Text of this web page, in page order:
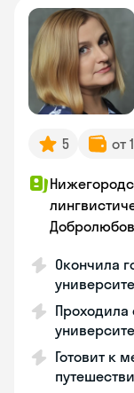
5 от
Окончила
Проходила
Готовит к